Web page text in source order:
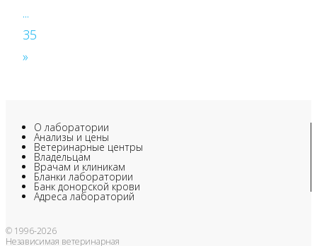
...
35
»
О лаборатории
Анализы и цены
Ветеринарные центры
Владельцам
Врачам и клиникам
Бланки лаборатории
Банк донорской крови
Адреса лабораторий
© 1996-2026
Независимая ветеринарная